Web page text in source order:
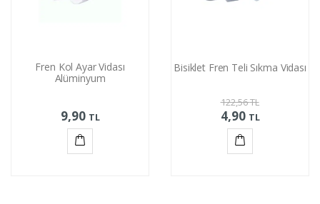
Fren Kol Ayar Vidası
Alüminyum
9,90 TL
Bisiklet Fren Teli Sıkma Vidası
122,56TL
4,90 TL